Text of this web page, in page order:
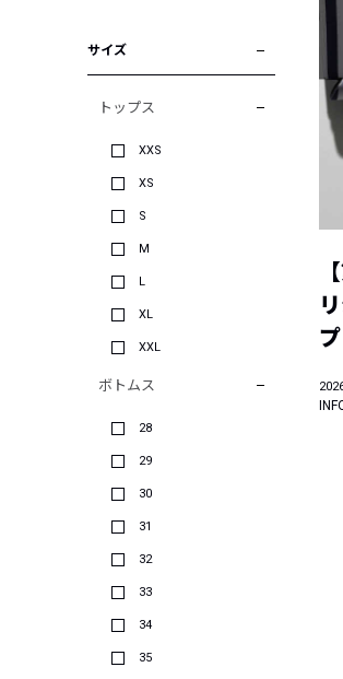
サイズ
トップス
XXS
XS
S
M
L
XL
XXL
ボトムス
28
29
30
31
32
33
34
35